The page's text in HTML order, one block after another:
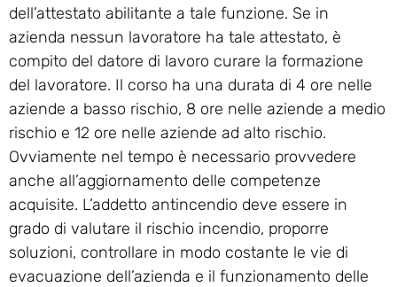
dell’attestato abilitante a tale funzione. Se in
azienda nessun lavoratore ha tale attestato, è
compito del datore di lavoro curare la formazione
del lavoratore. Il corso ha una durata di 4 ore nelle
aziende a basso rischio, 8 ore nelle aziende a medio
rischio e 12 ore nelle aziende ad alto rischio.
Ovviamente nel tempo è necessario provvedere
anche all’aggiornamento delle competenze
acquisite. L’addetto antincendio deve essere in
grado di valutare il rischio incendio, proporre
soluzioni, controllare in modo costante le vie di
evacuazione dell’azienda e il funzionamento delle